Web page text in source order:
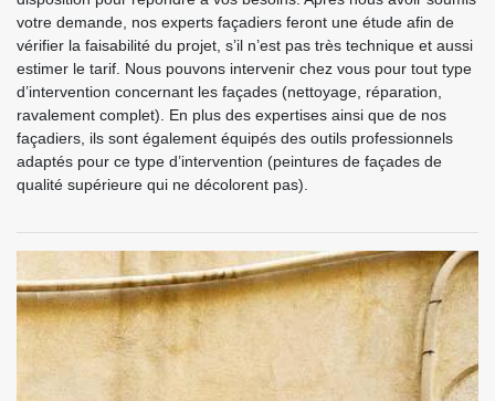
votre demande, nos experts façadiers feront une étude afin de
vérifier la faisabilité du projet, s’il n’est pas très technique et aussi
estimer le tarif. Nous pouvons intervenir chez vous pour tout type
d’intervention concernant les façades (nettoyage, réparation,
ravalement complet). En plus des expertises ainsi que de nos
façadiers, ils sont également équipés des outils professionnels
adaptés pour ce type d’intervention (peintures de façades de
qualité supérieure qui ne décolorent pas).